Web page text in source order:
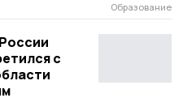
Образование
с